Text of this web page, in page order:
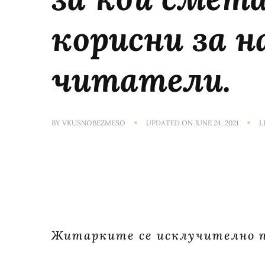
корисни за
читатели.
BY VKUSNOBEZMESO UPDATED ON JUNE 24, 2021
Житарките се исклучително